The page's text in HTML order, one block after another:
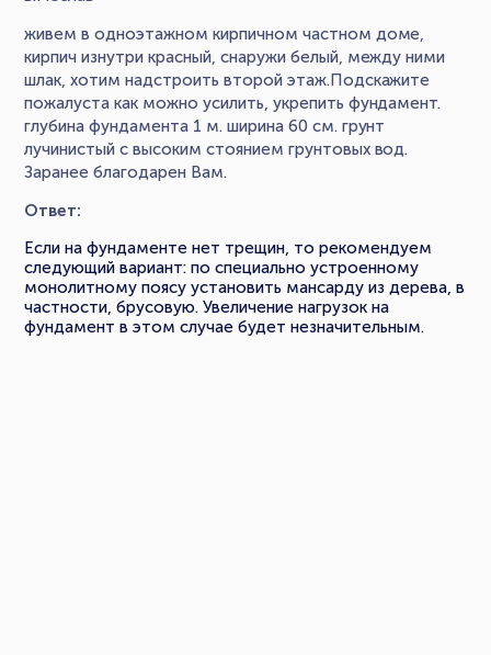
живем в одноэтажном кирпичном частном доме,
кирпич изнутри красный, снаружи белый, между ними
шлак, хотим надстроить второй этаж.Подскажите
пожалуста как можно усилить, укрепить фундамент.
глубина фундамента 1 м. ширина 60 см. грунт
лучинистый с высоким стоянием грунтовых вод.
Заранее благодарен Вам.
Ответ:
Если на фундаменте нет трещин, то рекомендуем
следующий вариант: по специально устроенному
монолитному поясу установить мансарду из дерева, в
частности, брусовую. Увеличение нагрузок на
фундамент в этом случае будет незначительным.